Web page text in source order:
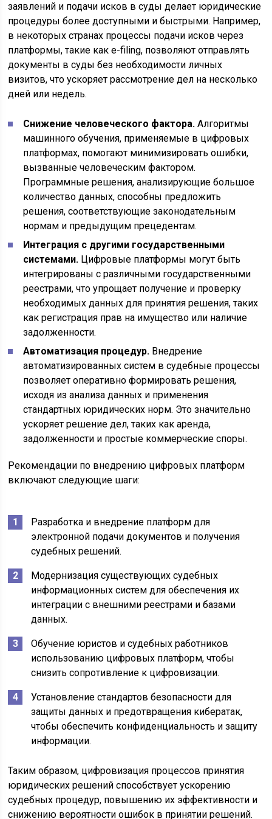
заявлений и подачи исков в суды делает юридические
процедуры более доступными и быстрыми. Например,
в некоторых странах процессы подачи исков через
платформы, такие как e-filing, позволяют отправлять
документы в суды без необходимости личных
визитов, что ускоряет рассмотрение дел на несколько
дней или недель.
Снижение человеческого фактора. Алгоритмы
машинного обучения, применяемые в цифровых
платформах, помогают минимизировать ошибки,
вызванные человеческим фактором.
Программные решения, анализирующие большое
количество данных, способны предложить
решения, соответствующие законодательным
нормам и предыдущим прецедентам.
Интеграция с другими государственными
системами. Цифровые платформы могут быть
интегрированы с различными государственными
реестрами, что упрощает получение и проверку
необходимых данных для принятия решения, таких
как регистрация прав на имущество или наличие
задолженности.
Автоматизация процедур. Внедрение
автоматизированных систем в судебные процессы
позволяет оперативно формировать решения,
исходя из анализа данных и применения
стандартных юридических норм. Это значительно
ускоряет решение дел, таких как аренда,
задолженности и простые коммерческие споры.
Рекомендации по внедрению цифровых платформ
включают следующие шаги:
Разработка и внедрение платформ для
электронной подачи документов и получения
судебных решений.
Модернизация существующих судебных
информационных систем для обеспечения их
интеграции с внешними реестрами и базами
данных.
Обучение юристов и судебных работников
использованию цифровых платформ, чтобы
снизить сопротивление к цифровизации.
Установление стандартов безопасности для
защиты данных и предотвращения кибератак,
чтобы обеспечить конфиденциальность и защиту
информации.
Таким образом, цифровизация процессов принятия
юридических решений способствует ускорению
судебных процедур, повышению их эффективности и
снижению вероятности ошибок в принятии решений.